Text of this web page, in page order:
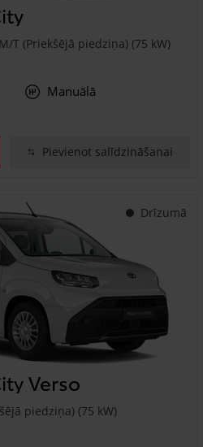
T (Priekšējā piedziņa) (75 kW)
Manuālā
Pievienot salīdzināšanai
Drīzumā
Verso
piedziņa) (75 kW)